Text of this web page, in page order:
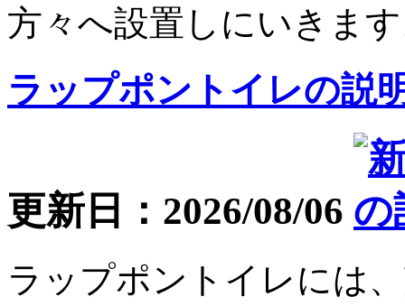
方々へ設置しにいきま
ラップポントイレの説
更新日：2026/08/06
ラップポントイレには